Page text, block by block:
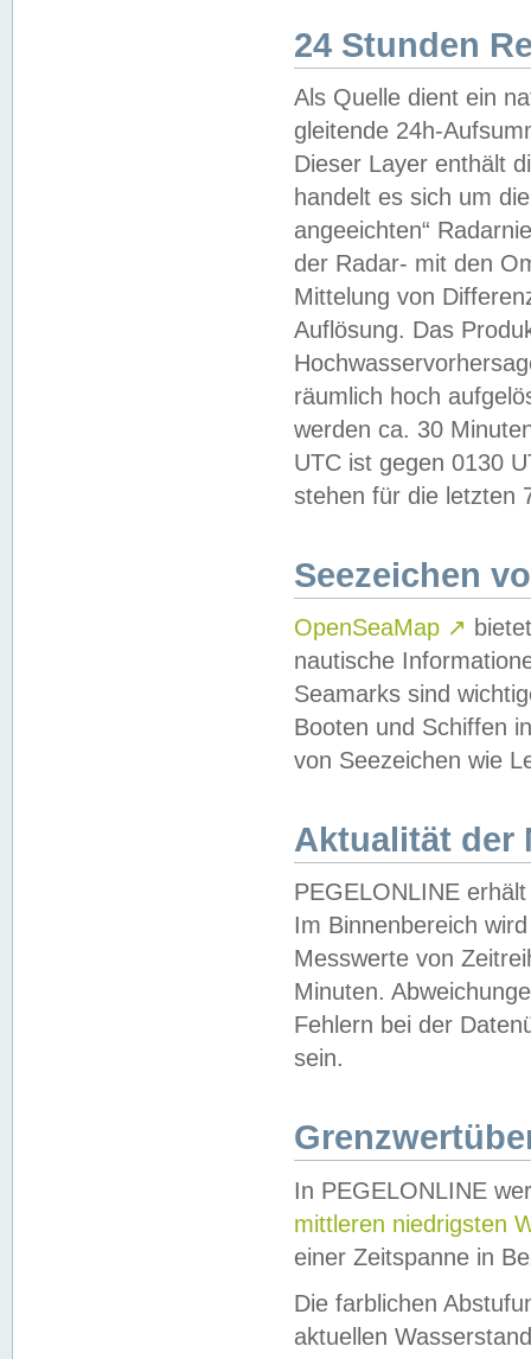
24 Stunden
Als Quelle dient ein
gleitende 24h-
Dieser Layer enthält
handelt es sich um
angeeichten“
der Radar- mit den
Mittelung von
Auflösung. Das
räumlich hoch
werden ca. 30
UTC ist gegen 0130
stehen für die letzten
Seezeichen
OpenSeaMap ↗
nautische
Seamarks sind
Booten und Schiffen
von Seezeichen wie
Aktualität der
PEGELONLINE
Im Binnenbereich
Messwerte von
Minuten.
Fehlern bei der
sein.
In PEGELONLINE
mittleren niedrigsten
einer Zeitspanne in
Die farblichen
aktuellen